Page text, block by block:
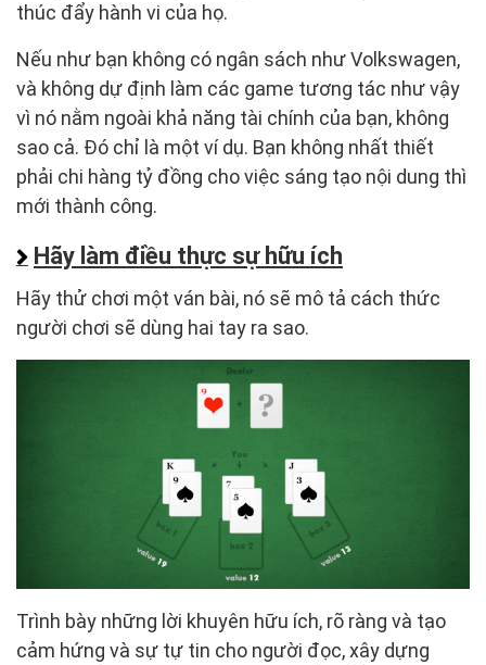
thúc đẩy hành vi của họ.
Nếu như bạn không có ngân sách như Volkswagen,
và không dự định làm các game tương tác như vậy
vì nó nằm ngoài khả năng tài chính của bạn, không
sao cả. Đó chỉ là một ví dụ. Bạn không nhất thiết
phải chi hàng tỷ đồng cho việc sáng tạo nội dung thì
mới thành công.
Hãy làm điều thực sự hữu ích
Hãy thử chơi một ván bài, nó sẽ mô tả cách thức
người chơi sẽ dùng hai tay ra sao.
Trình bày những lời khuyên hữu ích, rõ ràng và tạo
cảm hứng và sự tự tin cho người đọc, xây dựng